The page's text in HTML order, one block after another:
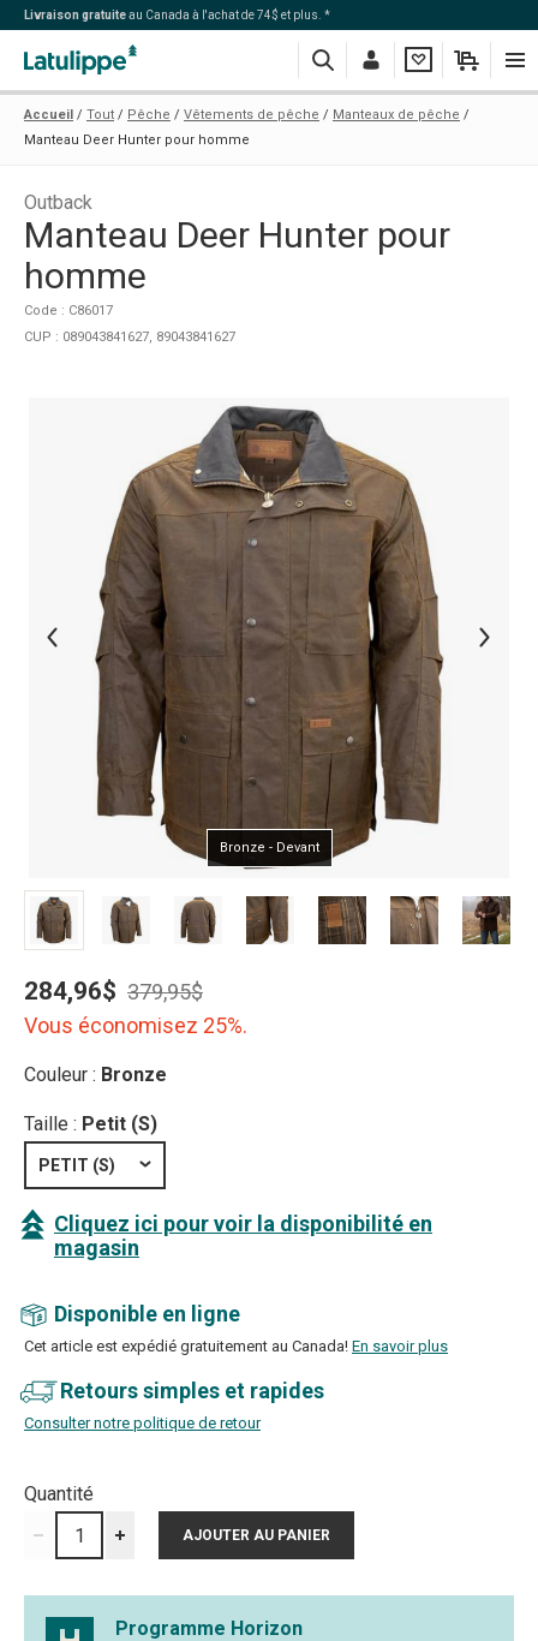
Livraison gratuiteau Canada à l'achat de 74$ et plus. *
Recherche
Me Ma Mon
Accueil Tout Pêche Vêtements de pêche
Manteaux de pêche
Manteau Deer Hunter pour homme
Bronze - Devant
Outback
Manteau Deer Hunter pour
homme
Code : C86017
CUP : 089043841627, 89043841627
284,96$ 379,95$
Vous économisez 25%.
Couleur : Bronze
Taille : Petit (S)
PETIT (S)
Cliquez ici pour voir la disponibilité en
magasin
Disponible en ligne
Cet article est expédié gratuitement au Canada! En savoir plus
Retours simples et rapides
Consulter notre politique de retour
Quantité
Programme Horizon